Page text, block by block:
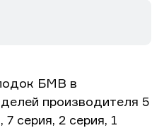
БМВ в
производителя 5
7 серия, 2 серия, 1